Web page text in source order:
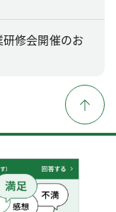
修会開催のお